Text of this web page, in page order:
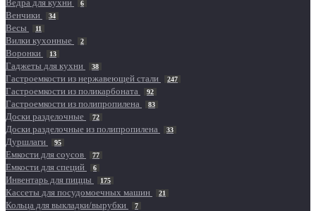
Ведра для кухни 6
Венчики 34
Весы 11
Вилки кухонные 2
Воронки 13
Гаджеты для кухни 38
Гастроемкости из нержавеющей стали 247
Гастроемкости из поликарбоната 92
Гастроемкости из полипропилена 83
Доски разделочные 72
Доски разделочные из полипропилена 33
Дуршлаги 95
Емкости для соусов 77
Емкости для специй 6
Инвентарь для пиццы 175
Кассеты для посудомоечных машин 21
Кольца для выкладки/вырубки 7